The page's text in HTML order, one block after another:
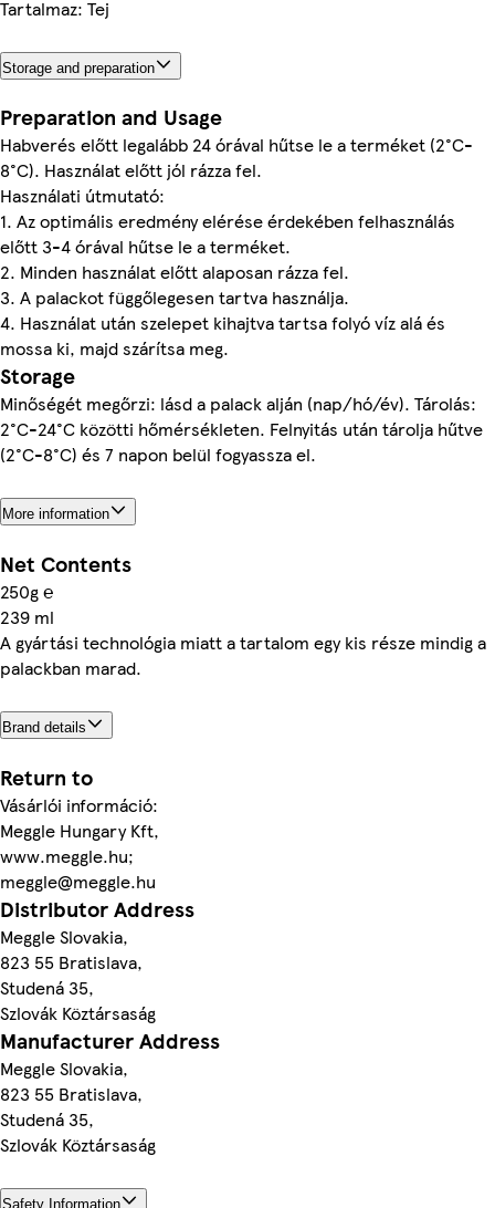
Tartalmaz: Tej
Storage and preparation
Preparation and Usage
Habverés előtt legalább 24 órával hűtse le a terméket (2°C-
8°C). Használat előtt jól rázza fel.
Használati útmutató:
1. Az optimális eredmény elérése érdekében felhasználás
előtt 3-4 órával hűtse le a terméket.
2. Minden használat előtt alaposan rázza fel.
3. A palackot függőlegesen tartva használja.
4. Használat után szelepet kihajtva tartsa folyó víz alá és
mossa ki, majd szárítsa meg.
Storage
Minőségét megőrzi: lásd a palack alján (nap/hó/év). Tárolás:
2°C-24°C közötti hőmérsékleten. Felnyitás után tárolja hűtve
(2°C-8°C) és 7 napon belül fogyassza el.
More information
Net Contents
250g ℮
239 ml
A gyártási technológia miatt a tartalom egy kis része mindig a
palackban marad.
Brand details
Return to
Vásárlói információ:
Meggle Hungary Kft,
www.meggle.hu;
meggle@meggle.hu
Distributor Address
Meggle Slovakia,
823 55 Bratislava,
Studená 35,
Szlovák Köztársaság
Manufacturer Address
Meggle Slovakia,
823 55 Bratislava,
Studená 35,
Szlovák Köztársaság
Safety Information